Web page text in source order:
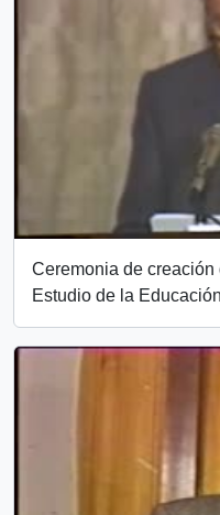
Ceremonia de
Estudio de la